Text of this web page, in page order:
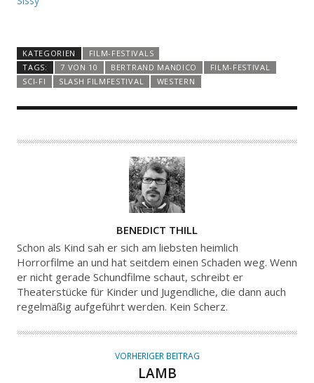
KATEGORIEN
FILM-FESTIVALS
TAGS:
7 VON 10 BERTRAND MANDICO
FILM-FESTIVAL
SCI-FI
SLASH FILMFESTIVAL WESTERN
U
T
O
R
BENEDICT THILL
Schon als Kind sah er sich am liebsten heimlich
Horrorfilme an und hat seitdem einen Schaden weg. Wenn
er nicht gerade Schundfilme schaut, schreibt er
Theaterstücke für Kinder und Jugendliche, die dann auch
regelmäßig aufgeführt werden. Kein Scherz.
VORHERIGER BEITRAG
LAMB